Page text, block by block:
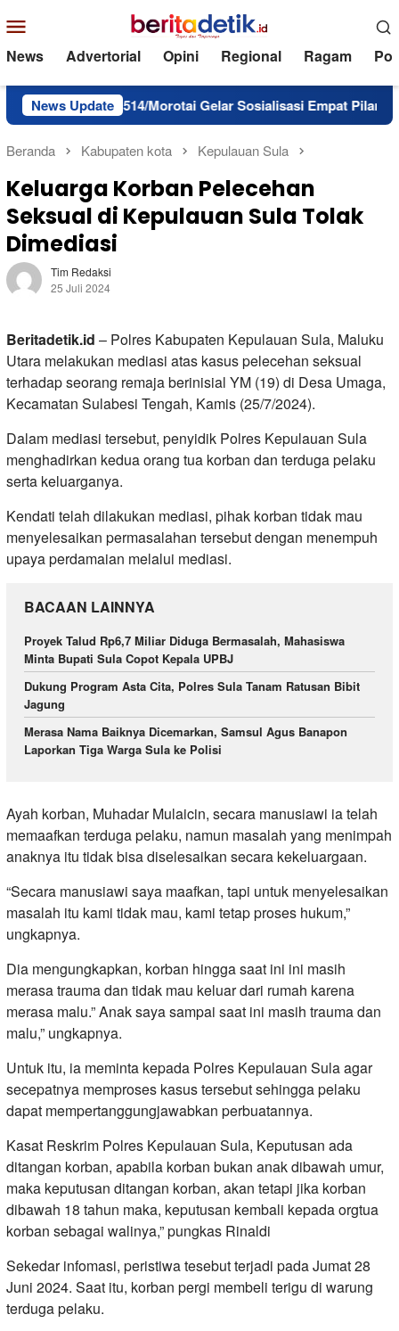
ke
kontenMobile
News Advertorial Opini Regional Ragam
News Update
1514/Morotai Gelar Sosialisasi Empat Pilar bagi Paskibraka
Beranda Kabupaten kota Kepulauan Sula
Keluarga Korban Pelecehan
Seksual di Kepulauan Sula Tolak
Dimediasi
Tim Redaksi
25 Juli 2024
Beritadetik.id – Polres Kabupaten Kepulauan Sula, Maluku
Utara melakukan mediasi atas kasus pelecehan seksual
terhadap seorang remaja berinisial YM (19) di Desa Umaga,
Kecamatan Sulabesi Tengah, Kamis (25/7/2024).
Dalam mediasi tersebut, penyidik Polres Kepulauan Sula
menghadirkan kedua orang tua korban dan terduga pelaku
serta keluarganya.
Kendati telah dilakukan mediasi, pihak korban tidak mau
menyelesaikan permasalahan tersebut dengan menempuh
upaya perdamaian melalui mediasi.
BACAAN LAINNYA
Proyek Talud Rp6,7 Miliar Diduga Bermasalah, Mahasiswa
Minta Bupati Sula Copot Kepala UPBJ
Dukung Program Asta Cita, Polres Sula Tanam Ratusan Bibit
Jagung
Merasa Nama Baiknya Dicemarkan, Samsul Agus Banapon
Laporkan Tiga Warga Sula ke Polisi
Ayah korban, Muhadar Mulaicin, secara manusiawi ia telah
memaafkan terduga pelaku, namun masalah yang menimpah
anaknya itu tidak bisa diselesaikan secara kekeluargaan.
“Secara manusiawi saya maafkan, tapi untuk menyelesaikan
masalah itu kami tidak mau, kami tetap proses hukum,”
ungkapnya.
Dia mengungkapkan, korban hingga saat ini ini masih
merasa trauma dan tidak mau keluar dari rumah karena
merasa malu.” Anak saya sampai saat ini masih trauma dan
malu,” ungkapnya.
Untuk itu, ia meminta kepada Polres Kepulauan Sula agar
secepatnya memproses kasus tersebut sehingga pelaku
dapat mempertanggungjawabkan perbuatannya.
Kasat Reskrim Polres Kepulauan Sula, Keputusan ada
ditangan korban, apabila korban bukan anak dibawah umur,
maka keputusan ditangan korban, akan tetapi jika korban
dibawah 18 tahun maka, keputusan kembali kepada orgtua
korban sebagai walinya,” pungkas Rinaldi
Sekedar infomasi, peristiwa tesebut terjadi pada Jumat 28
Juni 2024. Saat itu, korban pergi membeli terigu di warung
terduga pelaku.